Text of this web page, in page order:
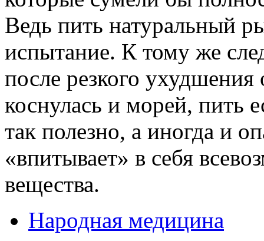
Ведь пить натуральный
испытание. К тому же
после резкого
коснулась и морей, пить
так полезно, а иногда и
«впитывает» в себя
вещества.
Народная медицина